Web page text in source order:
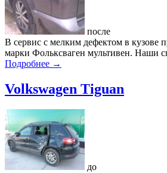
после
В сервис с мелким дефектом в кузове
марки Фольксваген мультивен. Наши
Подробнее →
Volkswagen Tiguan
до